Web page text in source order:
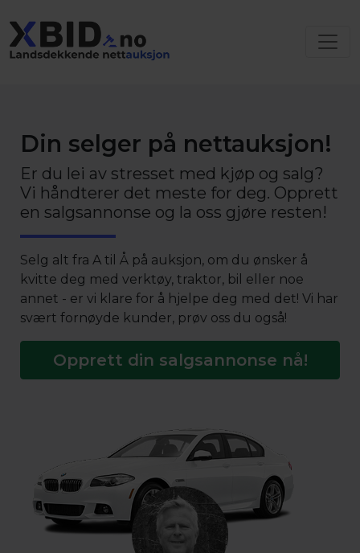
Din selger på nettauksjon!
Er du lei av stresset med kjøp og salg?
Vi håndterer det meste for deg. Opprett
en salgsannonse og la oss gjøre resten!
Selg alt fra A til Å på auksjon, om du ønsker å
kvitte deg med verktøy, traktor, bil eller noe
annet - er vi klare for å hjelpe deg med det! Vi har
svært fornøyde kunder, prøv oss du også!
Opprett din salgsannonse nå!